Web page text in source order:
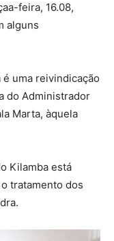
feira, 16.08,
alguns
uma reivindicação
do Administrador
Marta, àquela
Kilamba está
tratamento dos